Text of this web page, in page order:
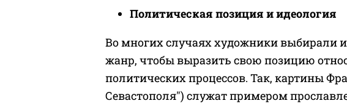
Политическая позиция и идеология
Во многих случаях художники выбирали
жанр, чтобы выразить свою позицию
политических процессов. Так, картины
Севастополя") служат примером